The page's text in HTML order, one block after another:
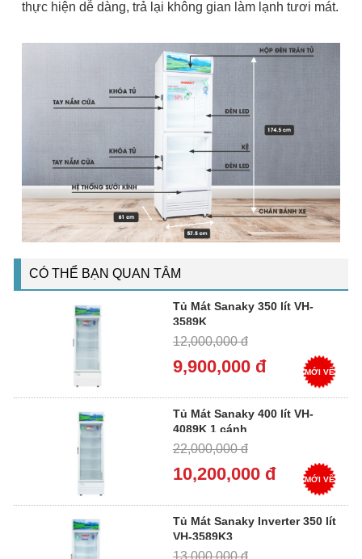
thực hiện dễ dàng, trả lại không gian làm lạnh tươi mát.
CÓ THỂ BẠN QUAN TÂM
Tủ Mát Sanaky 350 lít VH-
3589K
12,000,000 đ
9,900,000 đ MỚI VỀ
Tủ Mát Sanaky 400 lít VH-
4089K 1 cánh
22,000,000 đ
10,200,000 đ MỚI VỀ
Tủ Mát Sanaky Inverter 350 lít
VH-3589K3
13,000,000 đ